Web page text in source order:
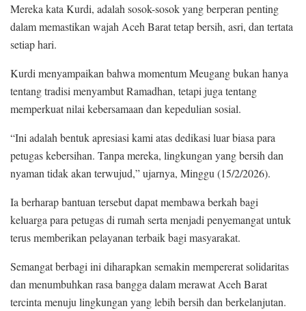
Mereka kata Kurdi, adalah sosok-sosok yang berperan penting
dalam memastikan wajah Aceh Barat tetap bersih, asri, dan tertata
setiap hari.
Kurdi menyampaikan bahwa momentum Meugang bukan hanya
tentang tradisi menyambut Ramadhan, tetapi juga tentang
memperkuat nilai kebersamaan dan kepedulian sosial.
“Ini adalah bentuk apresiasi kami atas dedikasi luar biasa para
petugas kebersihan. Tanpa mereka, lingkungan yang bersih dan
nyaman tidak akan terwujud,” ujarnya, Minggu (15/2/2026).
Ia berharap bantuan tersebut dapat membawa berkah bagi
keluarga para petugas di rumah serta menjadi penyemangat untuk
terus memberikan pelayanan terbaik bagi masyarakat.
Semangat berbagi ini diharapkan semakin mempererat solidaritas
dan menumbuhkan rasa bangga dalam merawat Aceh Barat
tercinta menuju lingkungan yang lebih bersih dan berkelanjutan.